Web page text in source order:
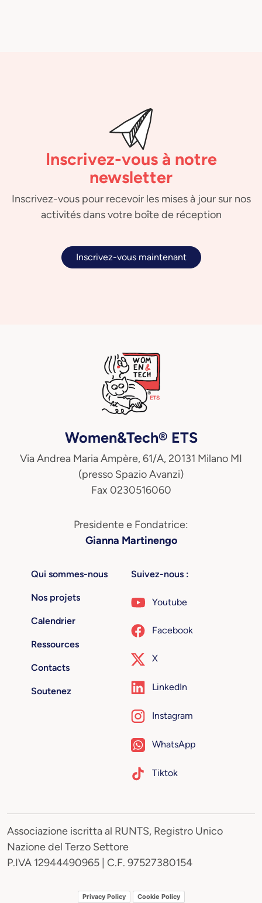
Inscrivez-vous à notre
newsletter
Inscrivez-vous pour recevoir les mises à jour sur nos
activités dans votre boîte de réception
Inscrivez-vous maintenant
Women&Tech® ETS
Via Andrea Maria Ampère, 61/A, 20131 Milano MI
(presso Spazio Avanzi)
Fax 0230516060
Presidente e Fondatrice:
Gianna Martinengo
Qui sommes-nous
Nos projets
Calendrier
Ressources
Contacts
Soutenez
Suivez-nous :
Youtube
Facebook
X
LinkedIn
Instagram
WhatsApp
Tiktok
Associazione iscritta al RUNTS, Registro Unico
Nazione del Terzo Settore
P.IVA 12944490965 | C.F. 97527380154
Privacy Policy Cookie Policy